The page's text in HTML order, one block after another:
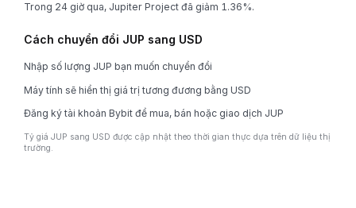
Trong 24 giờ qua, Jupiter Project đã giảm 1.36%.
Cách chuyển đổi JUP sang USD
Nhập số lượng JUP bạn muốn chuyển đổi
Máy tính sẽ hiển thị giá trị tương đương bằng USD
Đăng ký tài khoản Bybit để mua, bán hoặc giao dịch JUP
Tỷ giá JUP sang USD được cập nhật theo thời gian thực dựa trên dữ liệu thị
trường.